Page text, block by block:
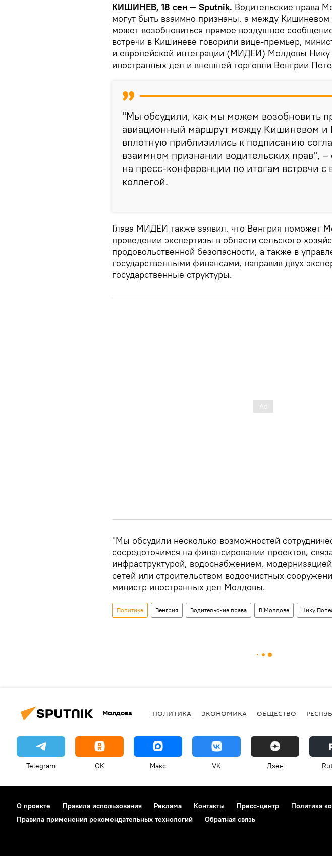
КИШИНЕВ, 18 сен — Sputnik. Водительские права
могут быть взаимно признаны, а между
может возобновиться прямое воздушное
встречи в Кишиневе говорили вице-премьер,
и европейской интеграции (МИДЕИ) Молдовы Нику
иностранных дел и внешней торговли Венгрии
"Мы обсудили, как мы можем возобновить
авиационный маршрут между Кишиневом и
вплотную приблизились к подписанию
взаимном признании водительских прав", –
на пресс-конференции по итогам встречи с
коллегой.
Глава МИДЕИ также заявил, что Венгрия поможет
проведении экспертизы в области сельского
продовольственной безопасности, а также в
государственными финансами, направив двух
государственные структуры.
"Мы обсудили несколько возможностей
сосредоточимся на финансировании проектов,
инфраструктурой, водоснабжением,
сетей или строительством водоочистных
министр иностранных дел Молдовы.
Политика Венгрия Водительские права В Молдове Нику
Молдова ПОЛИТИКА ЭКОНОМИКА ОБЩЕСТВО
Telegram OK Макс VK Дзен
О проекте Правила использования Реклама Контакты Пресс-центр Политика
Правила применения рекомендательных технологий
Обратная связь